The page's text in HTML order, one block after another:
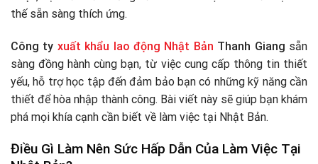
thế sẵn sàng thích ứng.
Công ty xuất khẩu lao động Nhật Bản Thanh Giang sẵn
sàng đồng hành cùng bạn, từ việc cung cấp thông tin thiết
yếu, hỗ trợ học tập đến đảm bảo bạn có những kỹ năng cần
thiết để hòa nhập thành công. Bài viết này sẽ giúp bạn khám
phá mọi khía cạnh cần biết về làm việc tại Nhật Bản.
Điều Gì Làm Nên Sức Hấp Dẫn Của Làm Việc Tại